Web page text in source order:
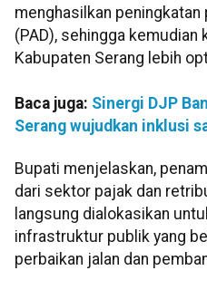
menghasilkan peningkatan
(PAD), sehingga kemudian
Kabupaten Serang lebih
Baca juga: Sinergi DJP
Serang wujudkan inklusi
Bupati menjelaskan,
dari sektor pajak dan
langsung dialokasikan
infrastruktur publik yang
perbaikan jalan dan